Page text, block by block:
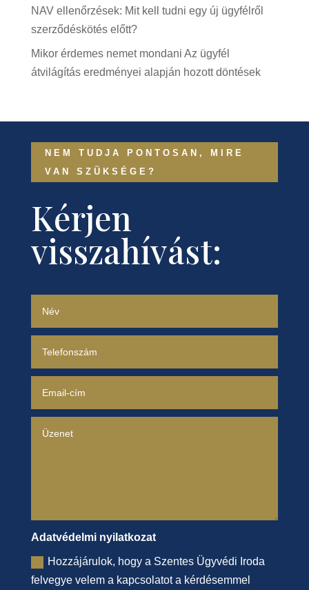
NAV ellenőrzések: Mit kell tudni egy új ügyfélről
szerződéskötés előtt?
Mikor érdemes nemet mondani Az ügyfél
átvilágítás eredményei alapján hozott döntések
NEM TUDJA PONTOSAN, MIRE
VAN SZÜKSÉGE?
Kérjen
visszahívást:
Adatvédelmi nyilatkozat
Hozzájárulok, hogy a Szentes Ügyvédi Iroda
felvegye velem a kapcsolatot a kérdésemmel